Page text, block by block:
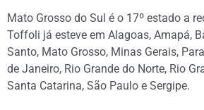
Mato Grosso do Sul é o 17º estado a
Toffoli já esteve em Alagoas, Amapá,
Santo, Mato Grosso, Minas Gerais,
de Janeiro, Rio Grande do Norte, Rio
Santa Catarina, São Paulo e Sergipe.